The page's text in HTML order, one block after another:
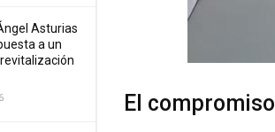
Asturias
a un
El compromiso